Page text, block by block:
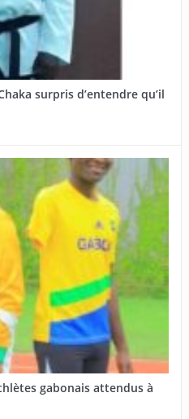
surpris d’entendre qu’il
gabonais attendus à